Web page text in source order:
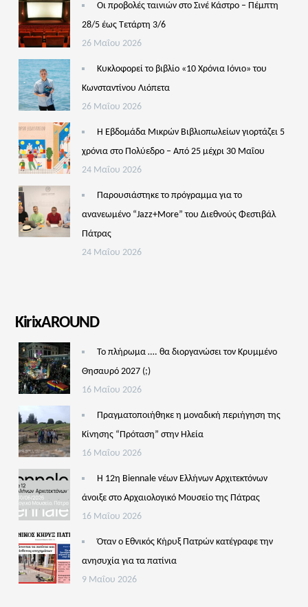
Οι προβολές ταινιών στο Σινέ Κάστρο – Πέμπτη
28/5 έως Τετάρτη 3/6
26 Μαΐου 2026
Κυκλοφορεί το βιβλίο «10 Χρόνια Ιόνιο» του
Κωνσταντίνου Λιόπετα
26 Μαΐου 2026
Η Εβδομάδα Μικρών Βιβλιοπωλείων γιορτάζει 5
χρόνια στο Πολύεδρο – Από 25 μέχρι 30 Μαΐου
24 Μαΐου 2026
Παρουσιάστηκε το πρόγραμμα για το
ανανεωμένο “Jazz+More” του Διεθνούς Φεστιβάλ
Πάτρας
24 Μαΐου 2026
KirixAROUND
Το πλήρωμα …. θα διοργανώσει τον Κρυμμένο
Θησαυρό 2027 (;)
16 Μαΐου 2026
Πραγματοποιήθηκε η μοναδική περιήγηση της
Κίνησης “Πρόταση” στην Ηλεία
16 Μαΐου 2026
Η 12η Biennale νέων Ελλήνων Αρχιτεκτόνων
άνοιξε στο Αρχαιολογικό Μουσείο της Πάτρας
16 Μαΐου 2026
Όταν ο Εθνικός Κήρυξ Πατρών κατέγραφε την
ανησυχία για τα πατίνια
9 Μαΐου 2026